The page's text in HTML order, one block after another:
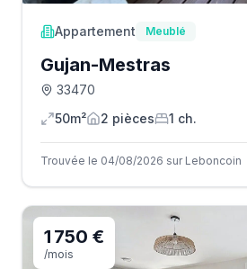
Appartement Meublé
Gujan-Mestras
33470
50m²
2 pièces 1 ch.
Trouvée le 04/08/2026 sur Leboncoin
1 750 €
/mois